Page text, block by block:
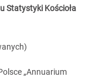
Statystyki Kościoła
„Annuarium